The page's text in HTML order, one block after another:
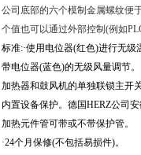
公司底部的六个模制金属螺纹便
个值也可以通过外部控制(例如
标准:·使用电位器(红色)进行无级
带电位器(蓝色)的无级风量调节。
加热器和鼓风机的单独联锁主开
内置设备保护。德国HERZ公司
加热元件管可带或不带保护管。
·24个月保修(不包括易损件)。